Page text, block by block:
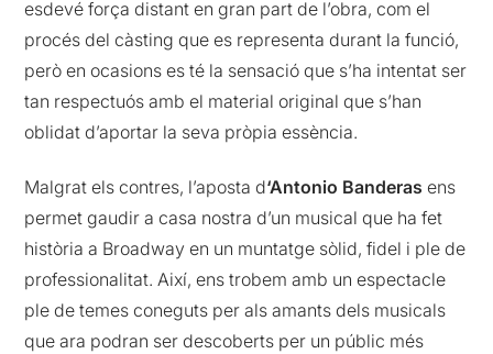
esdevé força distant en gran part de l’obra, com el
procés del càsting que es representa durant la funció,
però en ocasions es té la sensació que s’ha intentat ser
tan respectuós amb el material original que s’han
oblidat d’aportar la seva pròpia essència.
Malgrat els contres, l’aposta d‘Antonio Banderas ens
permet gaudir a casa nostra d’un musical que ha fet
història a Broadway en un muntatge sòlid, fidel i ple de
professionalitat. Així, ens trobem amb un espectacle
ple de temes coneguts per als amants dels musicals
que ara podran ser descoberts per un públic més